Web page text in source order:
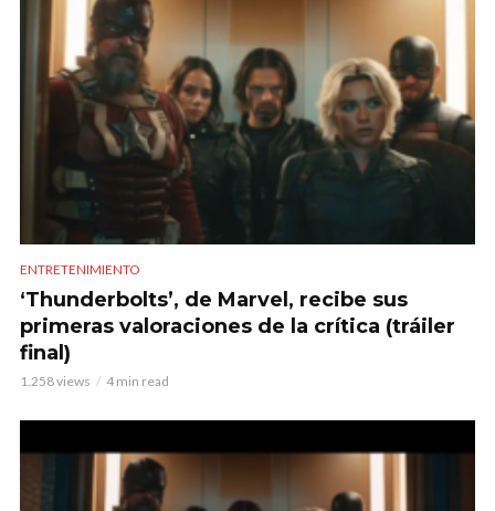
ENTRETENIMIENTO
‘Thunderbolts’, de Marvel, recibe sus
primeras valoraciones de la crítica (tráiler
final)
1.258 views 4 min read